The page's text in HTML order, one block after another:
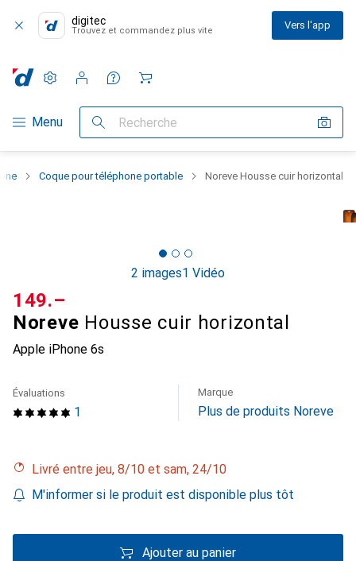
digitec
Trouvez et commandez plus vite Vers l'app
Navigation par catégorie
Menu Recherche
Paramètres
Compte client
Listes de comparaison
Listes d'envies
Panier
Coque pour téléphone portable Noreve Housse cuir horizontal
2 images1 Vidéo
Noreve Housse cuir horizontal
Apple iPhone 6s
CHF
149.–
1
Évaluations Marque
Plus de produits Noreve
Livré entre jeu, 8/10 et sam, 24/10
M'informer si le produit est disponible plus tôt
Ajouter au panier